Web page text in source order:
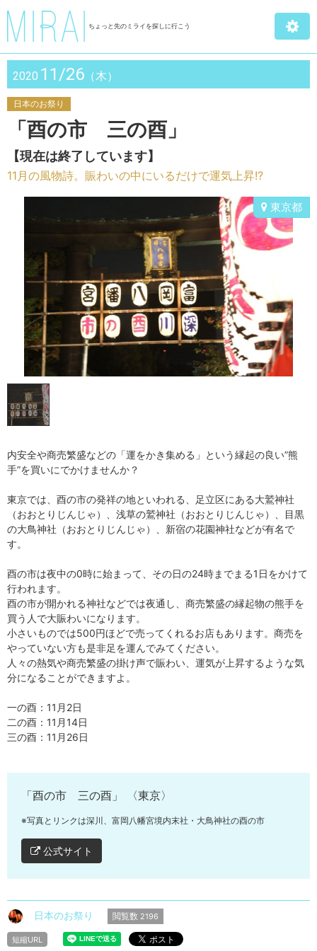
ちょっと先のミライを探しに行こう
2020 11/26 （木）
日本のお祭り
「酉の市 三の酉」
【現在は終了しています】
11月の風物詩。賑わいの中にいるだけで運気上昇!?
東京都
内安全や商売繁盛などの「運をかき集める」という縁起の良い”熊
手”を買いにでかけませんか？
東京では、酉の市の発祥の地といわれる、足立区にある大鷲神社
（おおとりじんじゃ）、浅草の鷲神社（おおとりじんじゃ）、目黒
の大鳥神社（おおとりじんじゃ）、新宿の花園神社などが有名で
す。
酉の市は夜中の0時に始まって、その日の24時までまる1日をかけて
行われます。
酉の市が開かれる神社などでは夜通し、商売繁盛の縁起物の熊手を
買う人で大賑わいになります。
小さいものでは500円ほどで売ってくれるお店もあります。商売を
やっていない方も是非足を運んでみてください。
人々の熱気や商売繁盛の掛け声で賑わい、運気が上昇するような気
分になることができますよ。
一の酉：11月2日
二の酉：11月14日
三の酉：11月26日
「酉の市 三の酉」 〈東京〉
※写真とリンクは深川、富岡八幡宮境内末社・大鳥神社の酉の市
公式サイト
日本のお祭り 閲覧数 2196
短縮URL